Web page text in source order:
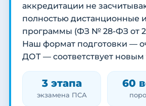
аккредитации не
полностью дистанционные
программы (ФЗ № 28-ФЗ от
Наш формат подготовки —
ДОТ — соответствует
3 этапа
экзамена ПСА
60